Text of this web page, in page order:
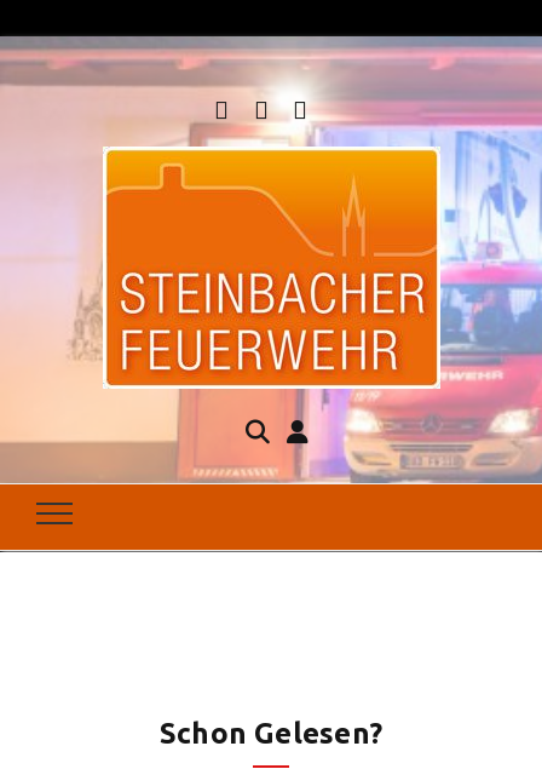
Steinbacher
Feuerwehr
Seit 1877 für Ihren Brandschutz da
Schon Gelesen?